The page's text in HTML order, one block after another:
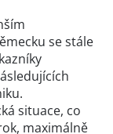
se stále
situace, co
maximálně